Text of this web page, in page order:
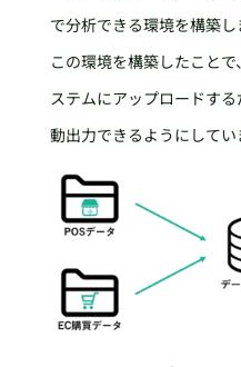
で分析できる環境を構築し
この環境を構築したこと
ステムにアップロードす
動出力できるようにしてい